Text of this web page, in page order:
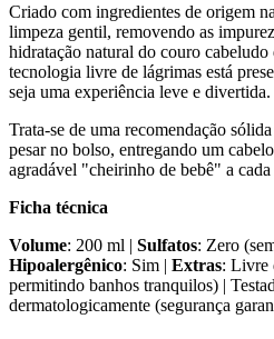
Criado com ingredientes de origem
limpeza gentil, removendo as
hidratação natural do couro cabeludo
tecnologia livre de lágrimas está
seja uma experiência leve e divertida.
Trata-se de uma recomendação
pesar no bolso, entregando um
agradável "cheirinho de bebê" a cada
Ficha técnica
Volume: 200 ml | Sulfatos: Zero
Hipoalergênico: Sim | Extras: Livre
permitindo banhos tranquilos) |
dermatologicamente (segurança